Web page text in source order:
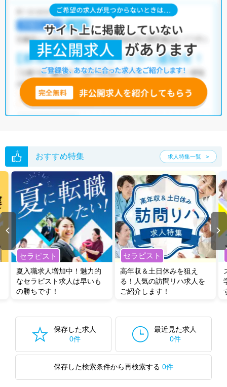
おすすめ特集 求人特集一覧
セラピスト
夏入職求人増加中！魅力的
なセラピスト求人は早いも
の勝ちです！
セラピスト
高年収＆土日休みを狙え
る！人気の訪問リハ求人を
ご紹介します！
保存した求人
0件
最近見た求人
0件
保存した検索条件から再検索する 0件